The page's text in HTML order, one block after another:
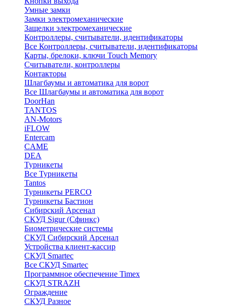
Умные замки
Замки электромеханические
Защелки электромеханические
Контроллеры, считыватели, идентификаторы
Все Контроллеры, считыватели, идентификаторы
Карты, брелоки, ключи Touch Memory
Считыватели, контроллеры
Контакторы
Шлагбаумы и автоматика для ворот
Все Шлагбаумы и автоматика для ворот
DoorHan
TANTOS
AN-Motors
iFLOW
Entercam
CAME
DEA
Турникеты
Все Турникеты
Tantos
Турникеты PERCO
Турникеты Бастион
Сибирский Арсенал
СКУД Sigur (Сфинкс)
Биометрические системы
СКУД Сибирский Арсенал
Устройства клиент-кассир
СКУД Smartec
Все СКУД Smartec
Программное обеспечение Timex
СКУД STRAZH
Ограждение
СКУД Разное